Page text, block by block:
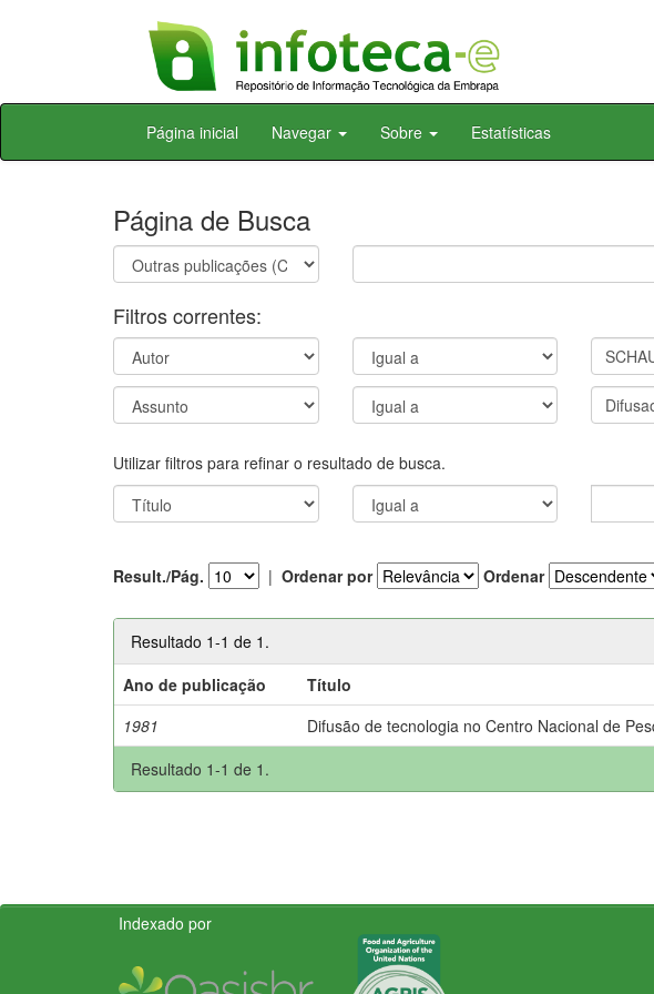
Skip
Página inicial Navegar Sobre Estatísticas
Página de Busca
Filtros correntes:
Utilizar filtros para refinar o resultado de busca.
Result./Pág. | Ordenar por Ordenar
Resultado 1-1 de 1.
Ano de publicação
Título
1981
Difusão de tecnologia no Centro Nacional de
Resultado 1-1 de 1.
Indexado por